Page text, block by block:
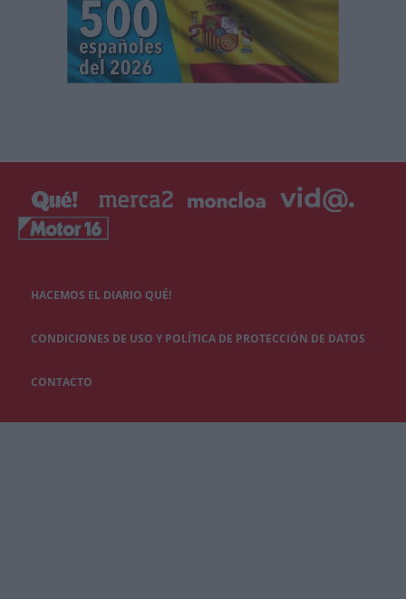
HACEMOS EL DIARIO QUÉ!
CONDICIONES DE USO Y POLÍTICA DE PROTECCIÓN DE DATOS
CONTACTO